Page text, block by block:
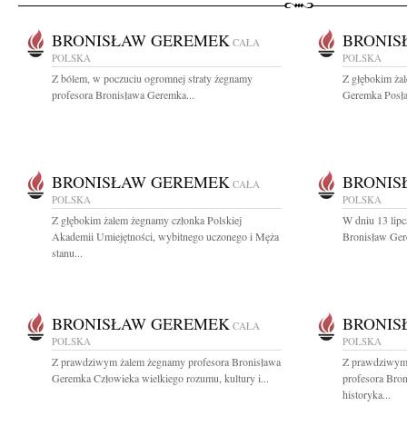
BRONISŁAW GEREMEK CAŁA
POLSKA
Z bólem, w poczuciu ogromnej straty żegnamy
profesora Bronisława Geremka...
POLSKA
Z głębokim
Geremka
BRONISŁAW GEREMEK CAŁA
POLSKA
Z głębokim żalem żegnamy członka Polskiej
Akademii Umiejętności, wybitnego uczonego i Męża
stanu...
POLSKA
W dniu 13
Bronisław
BRONISŁAW GEREMEK CAŁA
POLSKA
Z prawdziwym żalem żegnamy profesora Bronisława
Geremka Człowieka wielkiego rozumu, kultury i...
POLSKA
Z
profesora
historyka...